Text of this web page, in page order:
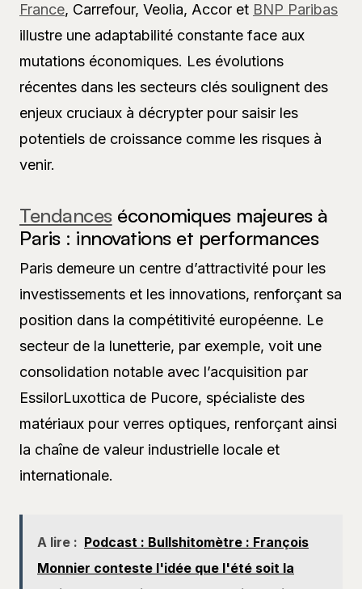
France, Carrefour, Veolia, Accor et BNP Paribas
illustre une adaptabilité constante face aux
mutations économiques. Les évolutions
récentes dans les secteurs clés soulignent des
enjeux cruciaux à décrypter pour saisir les
potentiels de croissance comme les risques à
venir.
Tendanceséconomiques majeures à
Paris : innovations et performances
Paris demeure un centre d’attractivité pour les
investissements et les innovations, renforçant sa
position dans la compétitivité européenne. Le
secteur de la lunetterie, par exemple, voit une
consolidation notable avec l’acquisition par
EssilorLuxottica de Pucore, spécialiste des
matériaux pour verres optiques, renforçant ainsi
la chaîne de valeur industrielle locale et
internationale.
A lire : Podcast : Bullshitomètre : François
Monnier conteste l'idée que l'été soit la